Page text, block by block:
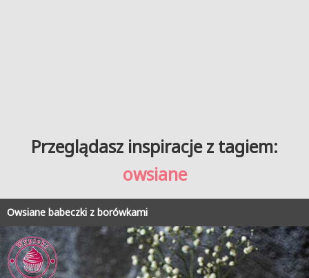
Przeglądasz inspiracje z tagiem:
owsiane
Owsiane babeczki z borówkami